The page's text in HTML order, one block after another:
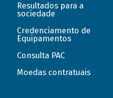
Resultados para a
sociedade
Credenciamento de
Equipamentos
Consulta PAC
Moedas contratuais